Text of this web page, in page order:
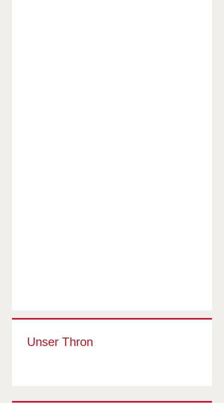
Unser Thron